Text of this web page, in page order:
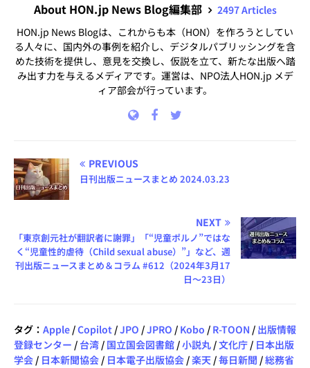
About HON.jp News Blog編集部
2497 Articles
HON.jp News Blogは、これからも本（HON）を作ろうとしてい
る人々に、国内外の事例を紹介し、デジタルパブリッシングを含
めた技術を提供し、意見を交換し、仮説を立て、新たな出版へ踏
み出す力を与えるメディアです。運営は、NPO法人HON.jp メデ
ィア部会が行っています。
PREVIOUS
日刊出版ニュースまとめ 2024.03.23
NEXT
「東京創元社が翻訳者に謝罪」「“児童ポルノ”ではな
く“児童性的虐待（Child sexual abuse）”」など、週
刊出版ニュースまとめ＆コラム #612（2024年3月17
日～23日）
タグ： Apple /Copilot /JPO /JPRO / Kobo / R-TOON / 出版情報
登録センター / 台湾 / 国立国会図書館 /小説丸 /文化庁 / 日本出版
学会 / 日本新聞協会 / 日本電子出版協会 /楽天 /毎日新聞 /総務省